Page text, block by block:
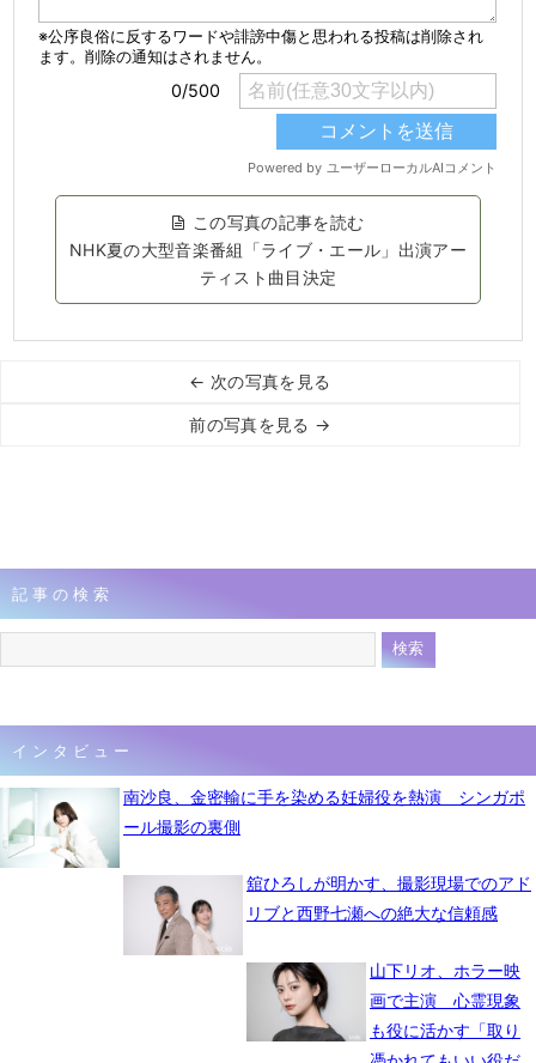
この写真の記事を読む
NHK夏の大型音楽番組「ライブ・エール」出演アー
ティスト曲目決定
← 次の写真を見る
前の写真を見る →
記事の検索
インタビュー
南沙良、金密輸に手を染める妊婦役を熱演 シンガポ
ール撮影の裏側
舘ひろしが明かす、撮影現場でのアド
リブと西野七瀬への絶大な信頼感
山下リオ、ホラー映
画で主演 心霊現象
も役に活かす「取り